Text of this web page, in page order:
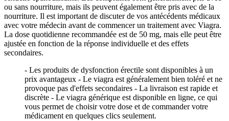
ou sans nourriture, mais ils peuvent également être pris avec de la
nourriture. Il est important de discuter de vos antécédents médicaux
avec votre médecin avant de commencer un traitement avec Viagra.
La dose quotidienne recommandée est de 50 mg, mais elle peut être
ajustée en fonction de la réponse individuelle et des effets
secondaires.
- Les produits de dysfonction érectile sont disponibles à un
prix avantageux - Le viagra est généralement bien toléré et ne
provoque pas d'effets secondaires - La livraison est rapide et
discrète - Le viagra générique est disponible en ligne, ce qui
vous permet de choisir votre dose et de commander votre
médicament en quelques clics seulement.